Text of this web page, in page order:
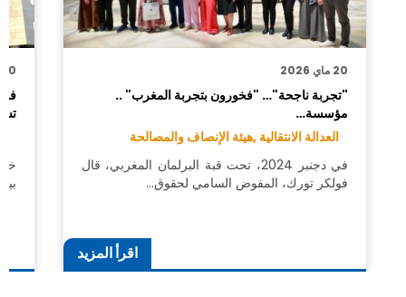
20 ماي 2026
"تجربة ناجحة"… "فخورون بتجربة المغرب" ..
مؤسسة…
العدالة الانتقالية ,هيئة الإنصاف والمصالحة
في دجنبر 2024، تحت قبة البرلمان المغربي، قال
فولكر تورك، المفوض السامي لحقوق…
اقرأ المزيد
10 يوليوز 2025
في